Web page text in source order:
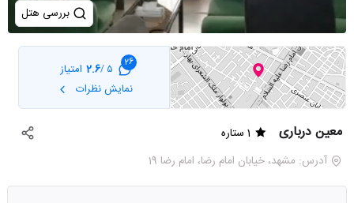
بررسی هتل
26
5 /
2.6 امتیاز
نمایش نظرات
معین درباری
1 ستاره
آدرس: مشهد، خیابان امام رضا، امام رضا 19